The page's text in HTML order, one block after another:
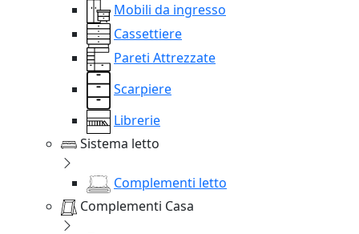
Mobili da ingresso
Cassettiere
Pareti Attrezzate
Scarpiere
Librerie
Sistema letto
Complementi letto
Complementi Casa